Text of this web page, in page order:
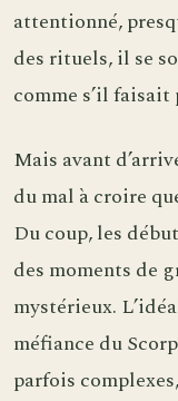
attentionné,
des rituels, il se
comme s’il
Mais avant
du mal à croire
Du coup, les
des moments de
mystérieux.
méfiance du
parfois